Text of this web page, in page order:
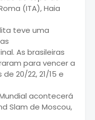
(ITA), Haia
teve uma
As brasileiras
para vencer a
20/22, 21/15 e
acontecerá
Slam de Moscou,